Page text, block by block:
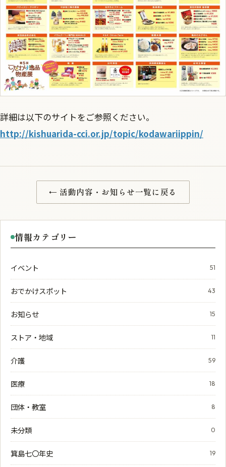
詳細は以下のサイトをご参照ください。
http://kishuarida-cci.or.jp/topic/kodawariippin/
← 活動内容・お知らせ一覧に戻る
情報カテゴリー
イベント 51
おでかけスポット 43
お知らせ 15
ストア・地域 11
介護 59
医療 18
団体・教室 8
未分類 0
箕島七〇年史 19